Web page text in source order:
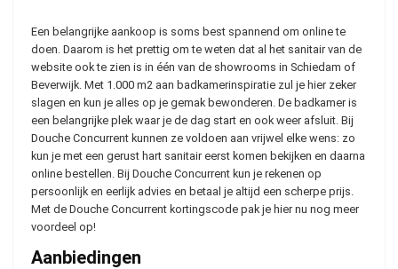
Een belangrijke aankoop is soms best spannend om online te
doen. Daarom is het prettig om te weten dat al het sanitair van de
website ook te zien is in één van de showrooms in Schiedam of
Beverwijk. Met 1.000 m2 aan badkamerinspiratie zul je hier zeker
slagen en kun je alles op je gemak bewonderen. De badkamer is
een belangrijke plek waar je de dag start en ook weer afsluit. Bij
Douche Concurrent kunnen ze voldoen aan vrijwel elke wens: zo
kun je met een gerust hart sanitair eerst komen bekijken en daarna
online bestellen. Bij Douche Concurrent kun je rekenen op
persoonlijk en eerlijk advies en betaal je altijd een scherpe prijs.
Met de Douche Concurrent kortingscode pak je hier nu nog meer
voordeel op!
Aanbiedingen